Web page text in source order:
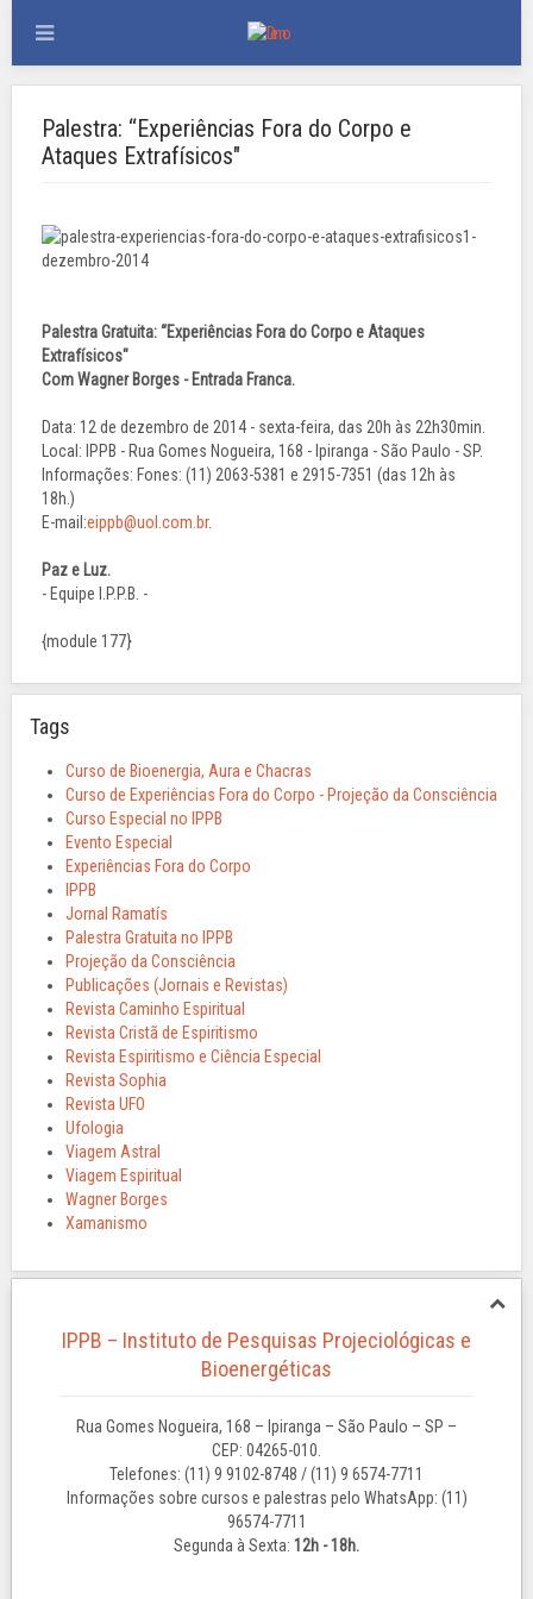
Palestra: “Experiências Fora do Corpo e
Ataques Extrafísicos"
Palestra Gratuita: “Experiências Fora do Corpo e Ataques
Extrafísicos"
Com Wagner Borges - Entrada Franca.
Data: 12 de dezembro de 2014 - sexta-feira, das 20h às 22h30min.
Local: IPPB - Rua Gomes Nogueira, 168 - Ipiranga - São Paulo - SP.
Informações: Fones: (11) 2063-5381 e 2915-7351 (das 12h às
18h.)
E-mail:eippb@uol.com.br.
Paz e Luz.
- Equipe I.P.P.B. -
{module 177}
Tags
Curso de Bioenergia, Aura e Chacras
Curso de Experiências Fora do Corpo - Projeção da Consciência
Curso Especial no IPPB
Evento Especial
Experiências Fora do Corpo
IPPB
Jornal Ramatís
Palestra Gratuita no IPPB
Projeção da Consciência
Publicações (Jornais e Revistas)
Revista Caminho Espiritual
Revista Cristã de Espiritismo
Revista Espiritismo e Ciência Especial
Revista Sophia
Revista UFO
Ufologia
Viagem Astral
Viagem Espiritual
Wagner Borges
Xamanismo
IPPB – Instituto de Pesquisas Projeciológicas e
Bioenergéticas
Rua Gomes Nogueira, 168 – Ipiranga – São Paulo – SP –
CEP: 04265-010.
Telefones: (11) 9 9102-8748 / (11) 9 6574-7711
Informações sobre cursos e palestras pelo WhatsApp: (11)
96574-7711
Segunda à Sexta: 12h - 18h.